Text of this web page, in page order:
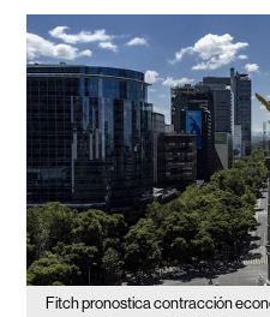
Fitch pronostica contracción